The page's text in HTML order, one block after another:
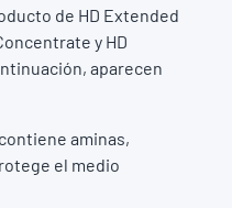
de HD Extended
y HD
aparecen
aminas,
el medio